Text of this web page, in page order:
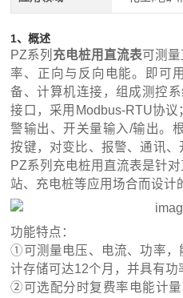
1、概述
PZ系列 充电桩用直流表可测
率、正向与反向电能。即可
备、计算机连接，组成测控
接口，采用Modbus-RTU协
警输出、开关量输入/输出。
按键，对变比、报警、通讯、
PZ系列充电桩用直流表是针
站、充电桩等应用场合而设计
功能特点：
①可测量电压、电流、功率，
计存储可达12个月，并具有功
②可选配分时复费率电能计